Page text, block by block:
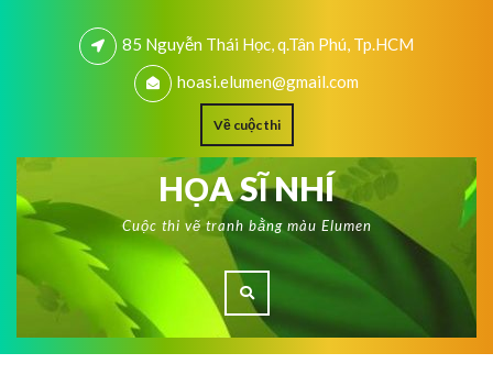
85 Nguyễn Thái Học, q.Tân Phú, Tp.HCM
hoasi.elumen@gmail.com
Về cuộc thi
HỌA SĨ NHÍ
Cuộc thi vẽ tranh bằng màu Elumen